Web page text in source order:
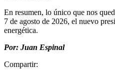
En resumen, lo único que nos
7 de agosto de 2026, el nuevo
energética.
Por: Juan Espinal
Compartir: